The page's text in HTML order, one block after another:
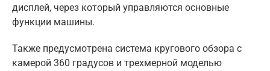
дисплей, через который управляются основные
функции машины.
Также предусмотрена система кругового обзора с
камерой 360 градусов и трехмерной моделью